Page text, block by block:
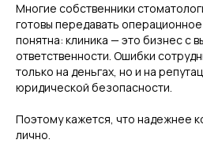
Многие собственники
готовы передавать
понятна: клиника — это бизнес с
ответственности. Ошибки
только на деньгах, но и на
юридической безопасности.
Поэтому кажется, что надежнее
лично.